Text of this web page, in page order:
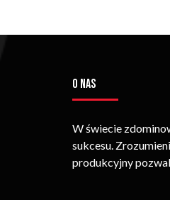
O NAS
W świecie
sukcesu.
produkcyjny